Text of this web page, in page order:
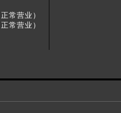
洛街格拉苏蒂售后服务中心（需
街格拉苏蒂售后服务中心（需提
格拉苏蒂售后服务中心（需提前
街格拉苏蒂售后服务中心（需提
常营业）
常营业）